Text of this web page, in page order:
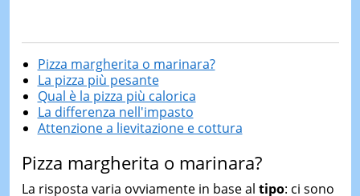
Pizza margherita o marinara?
La pizza più pesante
Qual è la pizza più calorica
La differenza nell'impasto
Attenzione a lievitazione e cottura
Pizza margherita o marinara?
La risposta varia ovviamente in base al tipo: ci sono